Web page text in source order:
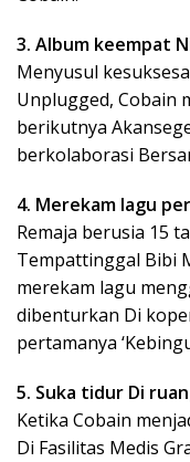
3. Album keempat
Menyusul
Unplugged, Cobain
berikutnya
berkolaborasi
4. Merekam lagu
Remaja berusia 15
Tempattinggal Bibi
merekam lagu
dibenturkan Di
pertamanya
5. Suka tidur Di
Ketika Cobain
Di Fasilitas Medis